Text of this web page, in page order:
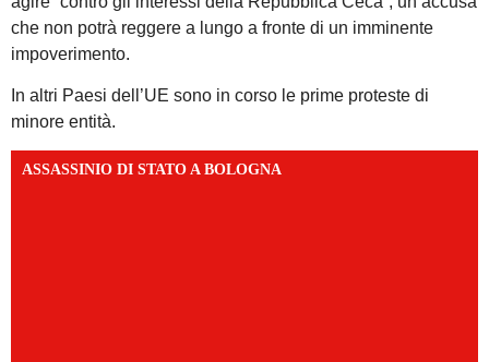
che non potrà reggere a lungo a fronte di un imminente
impoverimento.
In altri Paesi dell’UE sono in corso le prime proteste di
minore entità.
ASSASSINIO DI STATO A BOLOGNA